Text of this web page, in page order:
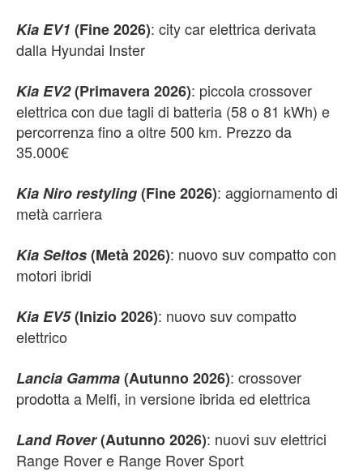
Kia EV1 (Fine 2026): city car elettrica derivata
dalla Hyundai Inster
Kia EV2(Primavera 2026): piccola crossover
elettrica con due tagli di batteria (58 o 81 kWh) e
percorrenza fino a oltre 500 km. Prezzo da
35.000€
Kia Niro restyling(Fine 2026): aggiornamento di
metà carriera
Kia Seltos(Metà 2026): nuovo suv compatto con
motori ibridi
Kia EV5(Inizio 2026): nuovo suv compatto
elettrico
Lancia Gamma(Autunno 2026): crossover
prodotta a Melfi, in versione ibrida ed elettrica
Land Rover(Autunno 2026): nuovi suv elettrici
Range Rover e Range Rover Sport